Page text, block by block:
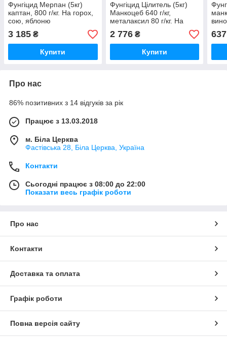
Фунгіцид Мерпан (5кг)
каптан, 800 г/кг. На горох,
сою, яблоню
3 185 ₴
Купити
Фунгіцид Цілитель (5кг)
Манкоцеб 640 г/кг,
металаксил 80 г/кг. На
овочеві, баштанні, ріпак
2 776₴
Купити
637
Про нас
86% позитивних з 14 відгуків за рік
Працює з 13.03.2018
м. Біла Церква
Фастівська 28, Біла Церква, Україна
Контакти
Сьогодні працює з 08:00 до 22:00
Показати весь графік роботи
Про нас
Контакти
Доставка та оплата
Графік роботи
Повна версія сайту